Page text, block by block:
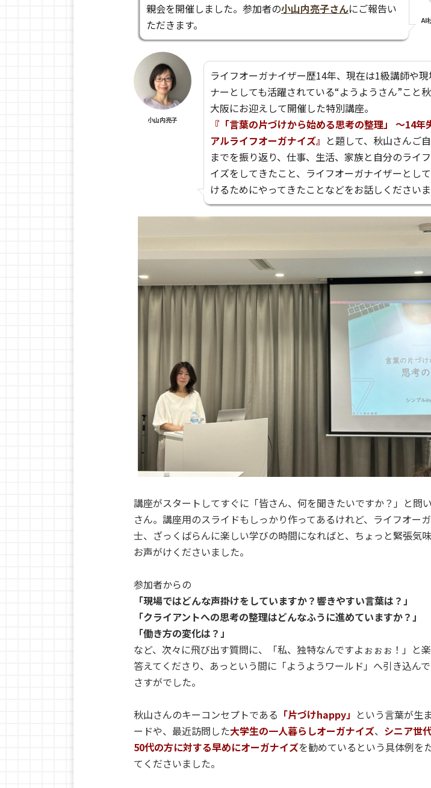
親会を開催しました。参加者の小山内亮子さんにご報告い
ただきます。
AI
小山内亮子
ライフオーガナイザー歴14年、現在は1級講師や現
ナーとしても活躍されている“ようようさん”こと
大阪にお迎えして開催した特別講座。
『「言葉の片づけから始める思考の整理」 〜14年
アルライフオーガナイズ』 と題して、秋山さんご
までを振り返り、仕事、生活、家族と自分のライ
イズをしてきたこと、ライフオーガナイザーとし
けるためにやってきたことなどをお話しくださいま
講座がスタートしてすぐに「皆さん、何を聞きたいですか？」と問
さん。講座用のスライドもしっかり作ってあるけれど、ライフオー
士、ざっくばらんに楽しい学びの時間になればと、ちょっと緊張気
お声がけくださいました。
参加者からの
「現場ではどんな声掛けをしていますか？響きやすい言葉は？」
「クライアントへの思考の整理はどんなふうに進めていますか？」
「働き方の変化は？」
など、次々に飛び出す質問に、「私、独特なんですよぉぉぉ！」と
答えてくださり、あっという間に「ようようワールド」へ引き込ん
さすがでした。
秋山さんのキーコンセプトである 「片づけhappy」 という言葉が生
ードや、最近訪問した大学生の一人暮らしオーガナイズ、 シニア世
50代の方に対する早めにオーガナイズを勧めているという具体例を
てくださいました。